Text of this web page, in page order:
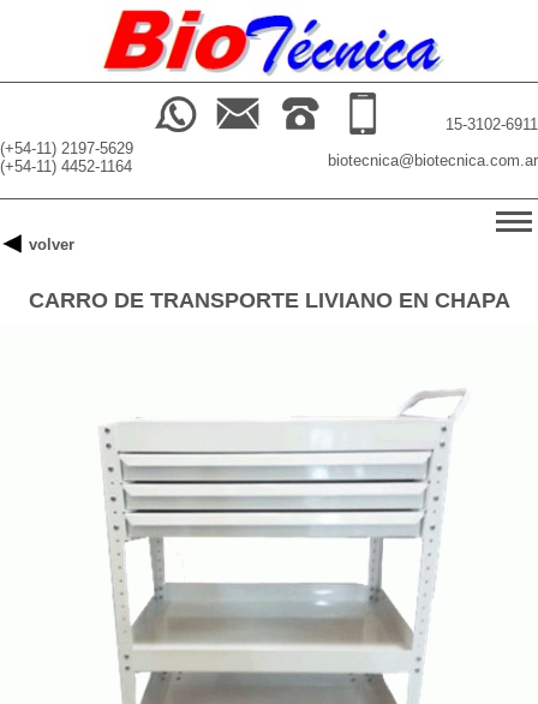
(+54-11) 2197-5629
(+54-11) 4452-1164
15-3102-6911
biotecnica@biotecnica.com.ar
PRODUCTOS
volver
CARRO DE TRANSPORTE LIVIANO EN CHAPA